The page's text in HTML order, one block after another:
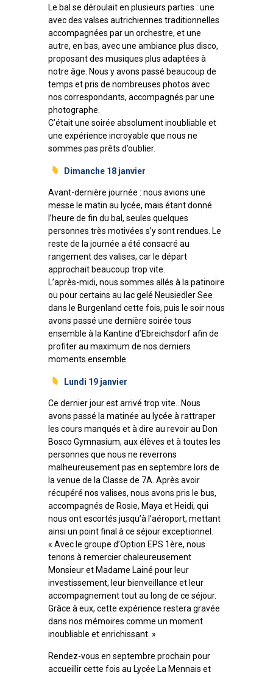
Le bal se déroulait en plusieurs parties : une
avec des valses autrichiennes traditionnelles
accompagnées par un orchestre, et une
autre, en bas, avec une ambiance plus disco,
proposant des musiques plus adaptées à
notre âge. Nous y avons passé beaucoup de
temps et pris de nombreuses photos avec
nos correspondants, accompagnés par une
photographe.
C’était une soirée absolument inoubliable et
une expérience incroyable que nous ne
sommes pas prêts d’oublier.
Dimanche 18 janvier
Avant-dernière journée : nous avions une
messe le matin au lycée, mais étant donné
l’heure de fin du bal, seules quelques
personnes très motivées s’y sont rendues. Le
reste de la journée a été consacré au
rangement des valises, car le départ
approchait beaucoup trop vite.
L’après-midi, nous sommes allés à la patinoire
ou pour certains au lac gelé Neusiedler See
dans le Burgenland cette fois, puis le soir nous
avons passé une dernière soirée tous
ensemble à la Kantine d’Ebreichsdorf afin de
profiter au maximum de nos derniers
moments ensemble.
Lundi 19 janvier
Ce dernier jour est arrivé trop vite…Nous
avons passé la matinée au lycée à rattraper
les cours manqués et à dire au revoir au Don
Bosco Gymnasium, aux élèves et à toutes les
personnes que nous ne reverrons
malheureusement pas en septembre lors de
la venue de la Classe de 7A. Après avoir
récupéré nos valises, nous avons pris le bus,
accompagnés de Rosie, Maya et Heidi, qui
nous ont escortés jusqu’à l’aéroport, mettant
ainsi un point final à ce séjour exceptionnel.
« Avec le groupe d’Option EPS 1ère, nous
tenons à remercier chaleureusement
Monsieur et Madame Lainé pour leur
investissement, leur bienveillance et leur
accompagnement tout au long de ce séjour.
Grâce à eux, cette expérience restera gravée
dans nos mémoires comme un moment
inoubliable et enrichissant. »
Rendez-vous en septembre prochain pour
accueillir cette fois au Lycée La Mennais et